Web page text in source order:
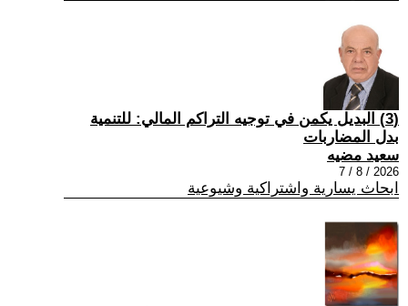
(3) البديل يكمن في توجيه التراكم المالي: للتنمية
بدل المضاربات
سعيد مضيه
2026 / 8 / 7
ابحاث يسارية واشتراكية وشيوعية